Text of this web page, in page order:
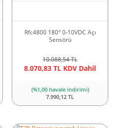
Rfc4800 180° 0-10VDC Açı
Sensörü
10.088,54 TL
8.070,83 TL KDV Dahil
(%1,00 havale indirimi)
7.990,12 TL